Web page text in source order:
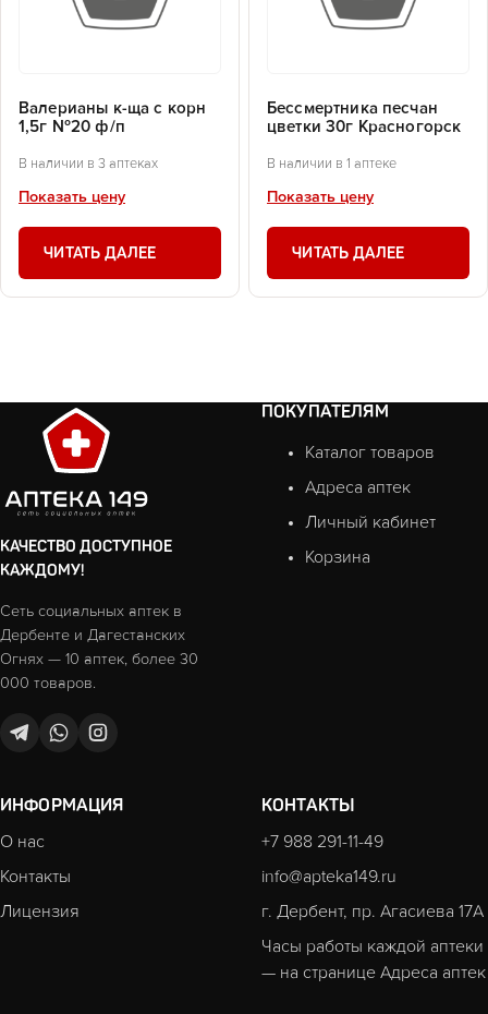
Валерианы к-ща с корн
1,5г №20 ф/п
В наличии в 3 аптеках
Показать цену
ЧИТАТЬ ДАЛЕЕ
Бессмертника песчан
цветки 30г Красногорск
В наличии в 1 аптеке
Показать цену
ЧИТАТЬ ДАЛЕЕ
КАЧЕСТВО ДОСТУПНОЕ
КАЖДОМУ!
Сеть социальных аптек в
Дербенте и Дагестанских
Огнях — 10 аптек, более 30
000 товаров.
ПОКУПАТЕЛЯМ
Каталог товаров
Адреса аптек
Личный кабинет
Корзина
ИНФОРМАЦИЯ
О нас
Контакты
Лицензия
КОНТАКТЫ
+7 988 291-11-49
info@apteka149.ru
г. Дербент, пр. Агасиева 17А
Часы работы каждой аптеки
— на странице Адреса аптек